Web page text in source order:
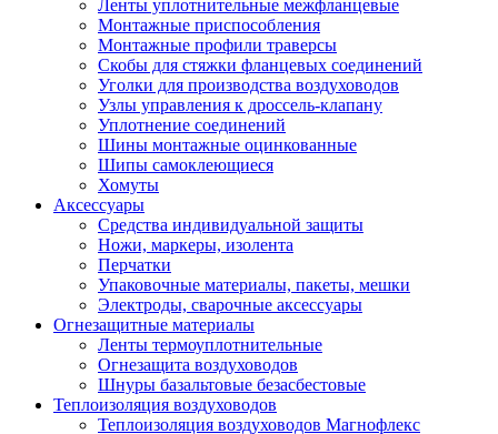
Ленты уплотнительные межфланцевые
Монтажные приспособления
Монтажные профили траверсы
Скобы для стяжки фланцевых соединений
Уголки для производства воздуховодов
Узлы управления к дроссель-клапану
Уплотнение соединений
Шины монтажные оцинкованные
Шипы самоклеющиеся
Хомуты
Аксессуары
Средства индивидуальной защиты
Ножи, маркеры, изолента
Перчатки
Упаковочные материалы, пакеты, мешки
Электроды, сварочные аксессуары
Огнезащитные материалы
Ленты термоуплотнительные
Огнезащита воздуховодов
Шнуры базальтовые безасбестовые
Теплоизоляция воздуховодов
Теплоизоляция воздуховодов Магнофлекс